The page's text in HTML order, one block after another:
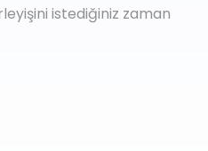
istediğiniz zaman